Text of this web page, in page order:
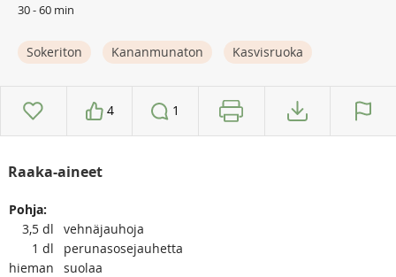
30 - 60 min
Sokeriton Kananmunaton Kasvisruoka
4 1
Raaka-aineet
Pohja:
3,5 dl
vehnäjauhoja
1 dl
perunasosejauhetta
hieman
suolaa